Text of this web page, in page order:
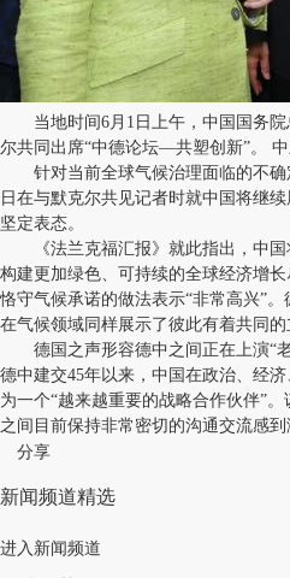
当地时间6月1日上午，中国国务
尔共同出席“中德论坛―共塑创新”。
针对当前全球气候治理面临的不确
日在与默克尔共见记者时就中国将继
坚定表态。
《法兰克福汇报》就此指出，中国
构建更加绿色、可持续的全球经济增
恪守气候承诺的做法表示“非常高兴”
在气候领域同样展示了彼此有着共同的
德国之声形容德中之间正在上演“老
德中建交45年以来，中国在政治、经
为一个“越来越重要的战略合作伙伴”
之间目前保持非常密切的沟通交流感
分享
新闻频道精选
进入新闻频道